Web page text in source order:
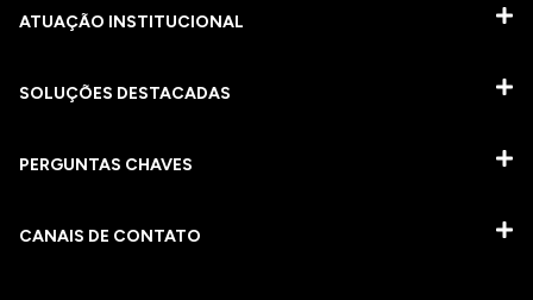
ATUAÇÃO INSTITUCIONAL
SOLUÇÕES DESTACADAS
PERGUNTAS CHAVES​
CANAIS DE CONTATO